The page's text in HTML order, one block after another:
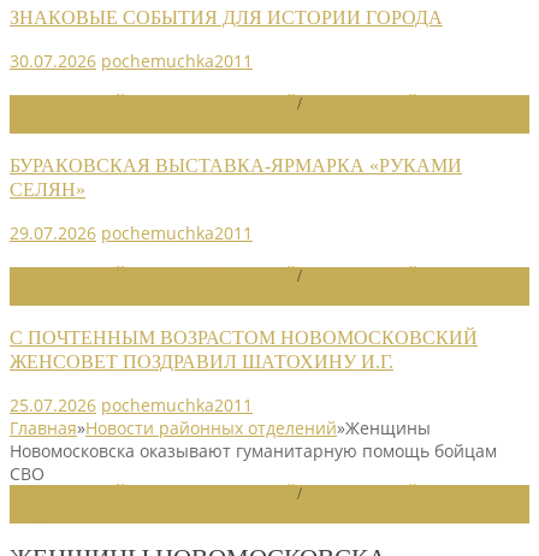
ЗНАКОВЫЕ СОБЫТИЯ ДЛЯ ИСТОРИИ ГОРОДА
30.07.2026 pochemuchka2011
/
БУРАКОВСКАЯ ВЫСТАВКА-ЯРМАРКА «РУКАМИ
СЕЛЯН»
29.07.2026 pochemuchka2011
/
С ПОЧТЕННЫМ ВОЗРАСТОМ НОВОМОСКОВСКИЙ
ЖЕНСОВЕТ ПОЗДРАВИЛ ШАТОХИНУ И.Г.
25.07.2026 pochemuchka2011
Главная»Новости районных отделений»Женщины
Новомосковска оказывают гуманитарную помощь бойцам
СВО
/